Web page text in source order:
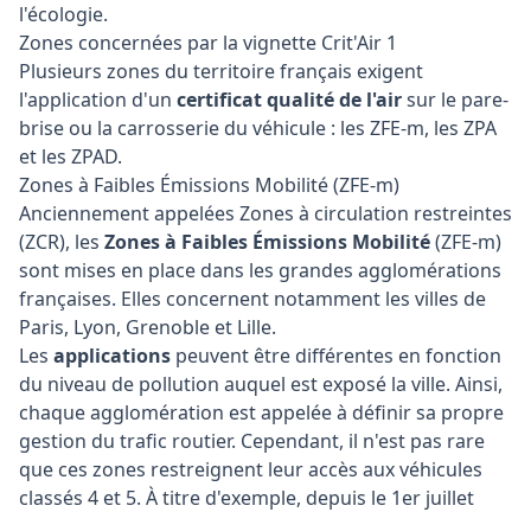
l'écologie.
Zones concernées par la vignette Crit'Air 1
Plusieurs zones du territoire français exigent
l'application d'un certificat qualité de l'airsur le pare-
brise ou la carrosserie du véhicule : les ZFE-m, les ZPA
et les ZPAD.
Zones à Faibles Émissions Mobilité (ZFE-m)
Anciennement appelées Zones à circulation restreintes
(ZCR), les Zones à Faibles Émissions Mobilité(ZFE-m)
sont mises en place dans les grandes agglomérations
françaises. Elles concernent notamment les villes de
Paris, Lyon, Grenoble et Lille.
Les applications peuvent être différentes en fonction
du niveau de pollution auquel est exposé la ville. Ainsi,
chaque agglomération est appelée à définir sa propre
gestion du trafic routier. Cependant, il n'est pas rare
que ces zones restreignent leur accès aux véhicules
classés 4 et 5. À titre d'exemple, depuis le 1er juillet